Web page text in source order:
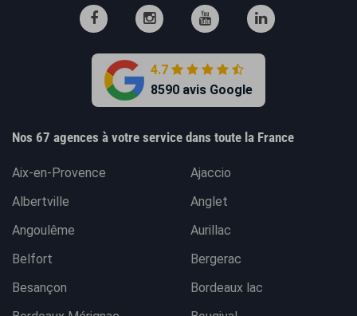
4.7
8590 avis Google
Nos 67 agences à votre service dans toute la France
Aix-en-Provence
Ajaccio
Albertville
Anglet
Angoulême
Aurillac
Belfort
Bergerac
Besançon
Bordeaux lac